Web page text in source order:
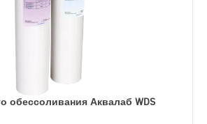
обессоливания Аквалаб WDS